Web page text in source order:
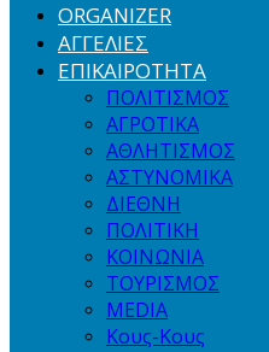
ORGANIZER
ΑΓΓΕΛΙΕΣ
ΕΠΙΚΑΙΡΟΤΗΤΑ
ΠΟΛΙΤΙΣΜΟΣ
ΑΓΡΟΤΙΚΑ
ΑΘΛΗΤΙΣΜΟΣ
ΑΣΤΥΝΟΜΙΚΑ
ΔΙΕΘΝΗ
ΠΟΛΙΤΙΚΗ
ΚΟΙΝΩΝΙΑ
ΤΟΥΡΙΣΜΟΣ
MEDIA
Κους-Κους